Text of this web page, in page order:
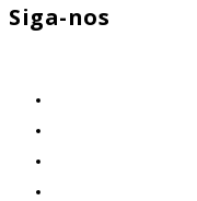
Siga-nos